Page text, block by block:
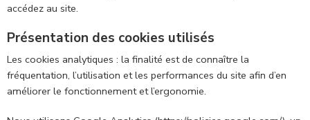
accédez au site.
Présentation des cookies utilisés
Les cookies analytiques : la finalité est de connaître la
fréquentation, l’utilisation et les performances du site afin d’en
améliorer le fonctionnement et l’ergonomie.